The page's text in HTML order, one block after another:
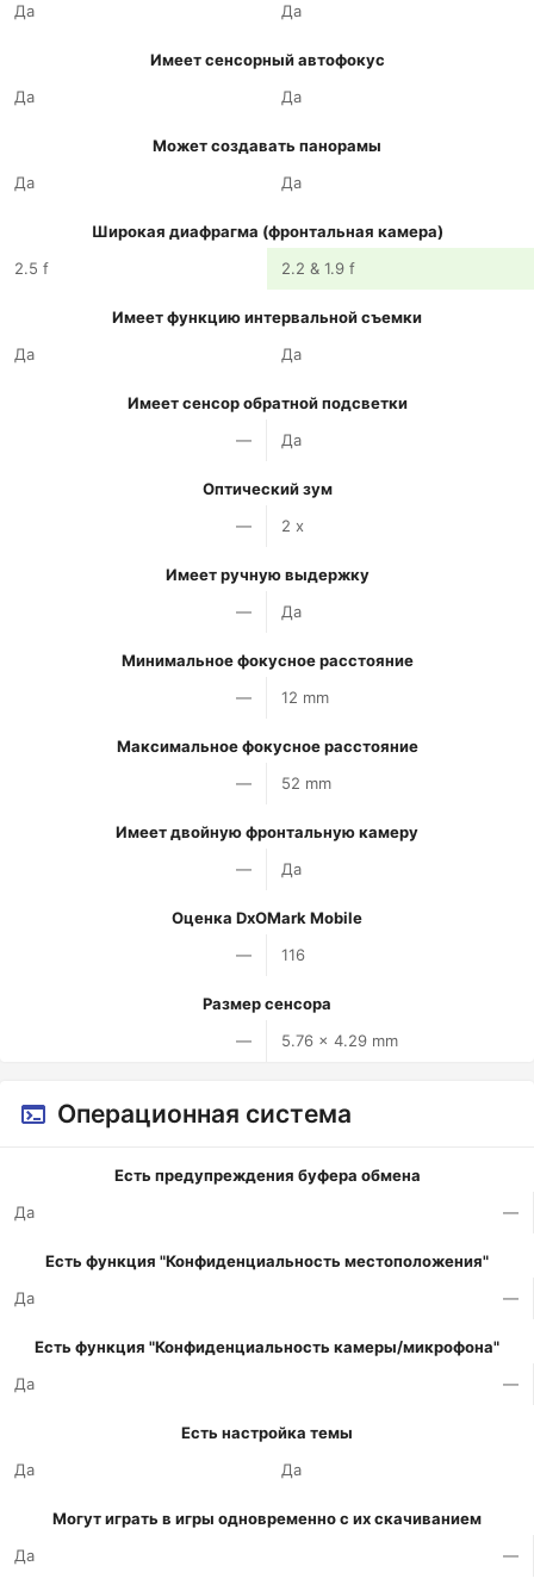
Да
Да
Имеет сенсорный автофокус
Да
Да
Может создавать панорамы
Да
Да
Широкая диафрагма (фронтальная камера)
2.5 f
2.2 & 1.9 f
Имеет функцию интервальной съемки
Да
Да
Имеет сенсор обратной подсветки
—
Да
Оптический зум
—
2 x
Имеет ручную выдержку
—
Да
Минимальное фокусное расстояние
—
12 mm
Максимальное фокусное расстояние
—
52 mm
Имеет двойную фронтальную камеру
—
Да
Оценка DxOMark Mobile
—
116
Размер сенсора
—
5.76 x 4.29 mm
Операционная система
Есть предупреждения буфера обмена
Да
—
Есть функция "Конфиденциальность местоположения"
Да
—
Есть функция "Конфиденциальность камеры/микрофона"
Да
—
Есть настройка темы
Да
Да
Могут играть в игры одновременно с их скачиванием
Да
—